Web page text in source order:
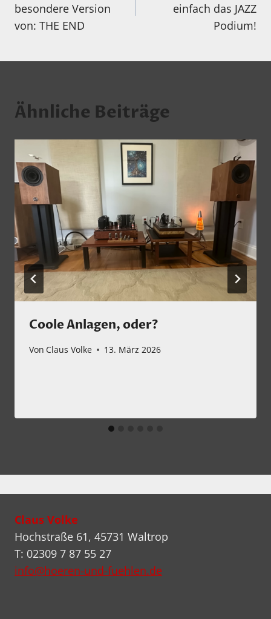
besondere Version
von: THE END
einfach das JAZZ
Podium!
Ähnliche Beiträge
Coole Anlagen, oder?
Von Claus Volke 13. März 2026
Claus Volke
Hochstraße 61, 45731 Waltrop
T: 02309 7 87 55 27
info@hoeren-und-fuehlen.de